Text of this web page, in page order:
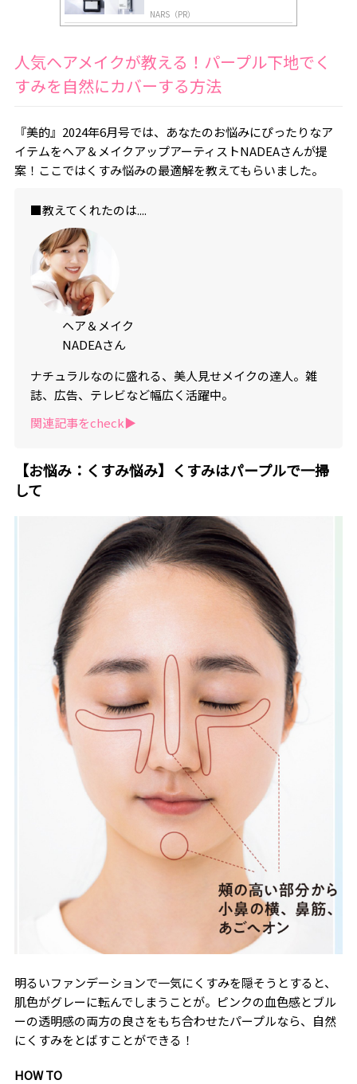
NARS（PR）
人気ヘアメイクが教える！パープル下地でく
すみを自然にカバーする方法
『美的』2024年6月号では、あなたのお悩みにぴったりなア
イテムをヘア＆メイクアップアーティストNADEAさんが提
案！ここではくすみ悩みの最適解を教えてもらいました。
■教えてくれたのは....
ヘア＆メイク
NADEAさん
ナチュラルなのに盛れる、美人見せメイクの達人。雑
誌、広告、テレビなど幅広く活躍中。
関連記事をcheck▶︎
【お悩み：くすみ悩み】くすみはパープルで一掃
して
明るいファンデーションで一気にくすみを隠そうとすると、
肌色がグレーに転んでしまうことが。ピンクの血色感とブル
ーの透明感の両方の良さをもち合わせたパープルなら、自然
にくすみをとばすことができる！
HOW TO